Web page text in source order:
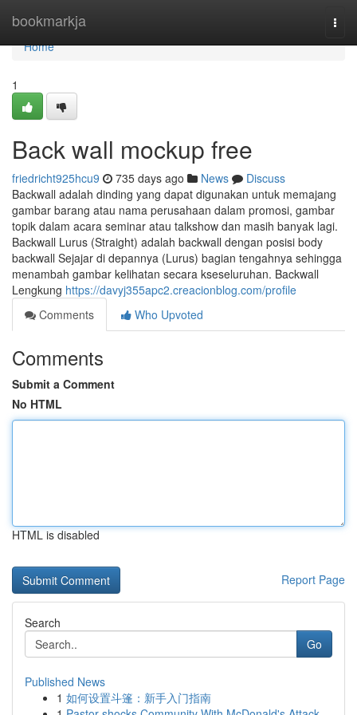
bookmarkja
Home
Home
1
Back wall mockup free
friedricht925hcu9 735 days ago News
Discuss
Backwall adalah dinding yang dapat digunakan untuk memajang
gambar barang atau nama perusahaan dalam promosi, gambar
topik dalam acara seminar atau talkshow dan masih banyak lagi.
Backwall Lurus (Straight) adalah backwall dengan posisi body
backwall Sejajar di depannya (Lurus) bagian tengahnya sehingga
menambah gambar kelihatan secara kseseluruhan. Backwall
Lengkung https://davyj355apc2.creacionblog.com/profile
Comments
Who Upvoted
Comments
Submit a Comment
No HTML
HTML is disabled
Report Page
Search
Go
Published News
1 如何设置斗篷：新手入门指南